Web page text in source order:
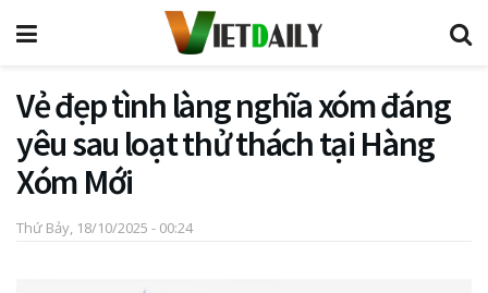
Vẻ đẹp tình làng nghĩa xóm đáng
yêu sau loạt thử thách tại Hàng
Xóm Mới
Thứ Bảy, 18/10/2025 - 00:24